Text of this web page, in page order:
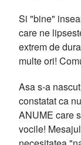
Si "bine"
care ne
extrem de
multe ori!
Asa s-a
constatat ca
ANUME care
vocile!